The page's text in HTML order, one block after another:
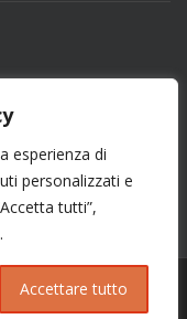
esperienza di
personalizzati e
tutti”,
Accettare tutto
ColorlibDisegnato da